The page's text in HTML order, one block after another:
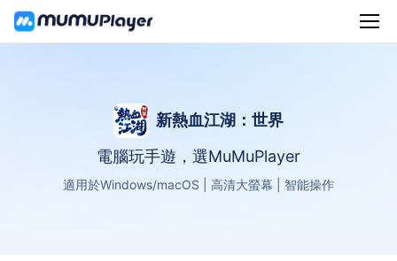
新熱血江湖：世界
電腦玩手遊，選MuMuPlayer
適用於Windows/macOS | 高清大螢幕 | 智能操作